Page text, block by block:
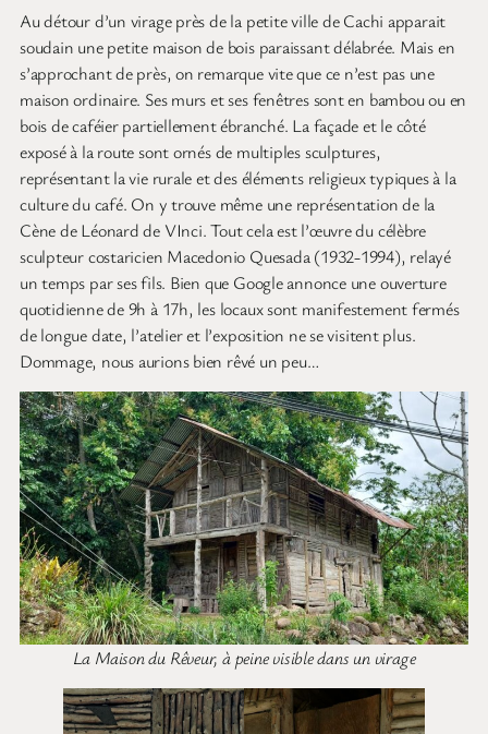
Au détour d’un virage près de la petite ville de Cachi apparait
soudain une petite maison de bois paraissant délabrée. Mais en
s’approchant de près, on remarque vite que ce n’est pas une
maison ordinaire. Ses murs et ses fenêtres sont en bambou ou en
bois de caféier partiellement ébranché. La façade et le côté
exposé à la route sont ornés de multiples sculptures,
représentant la vie rurale et des éléments religieux typiques à la
culture du café. On y trouve même une représentation de la
Cène de Léonard de VInci. Tout cela est l’œuvre du célèbre
sculpteur costaricien Macedonio Quesada (1932-1994), relayé
un temps par ses fils. Bien que Google annonce une ouverture
quotidienne de 9h à 17h, les locaux sont manifestement fermés
de longue date, l’atelier et l’exposition ne se visitent plus.
Dommage, nous aurions bien rêvé un peu…
La Maison du Rêveur, à peine visible dans un virage